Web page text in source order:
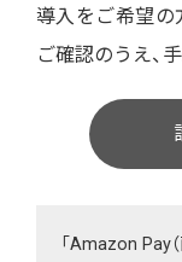
導入をご希望の
ご確認のうえ、
「Amazon Pay